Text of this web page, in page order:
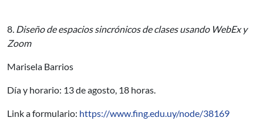
8. Diseño de espacios sincrónicos de clases usando WebEx y
Zoom
Marisela Barrios
Día y horario: 13 de agosto, 18 horas.
Link a formulario: https://www.fing.edu.uy/node/38169